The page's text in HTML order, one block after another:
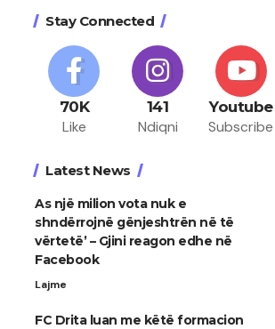
Stay Connected
70K
Like
141
Ndiqni
Youtube
Subscribe
Latest News
As një milion vota nuk e
shndërrojnë gënjeshtrën në të
vërtetë’ – Gjini reagon edhe në
Facebook
Lajme
FC Drita luan me këtë formacion